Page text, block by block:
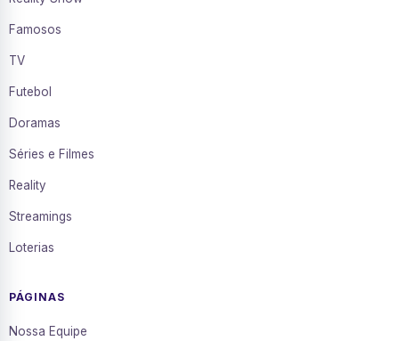
Famosos
TV
Futebol
Doramas
Séries e Filmes
Reality
Streamings
Loterias
PÁGINAS
Nossa Equipe